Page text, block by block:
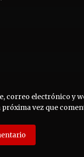
correo electrónico y
vez que